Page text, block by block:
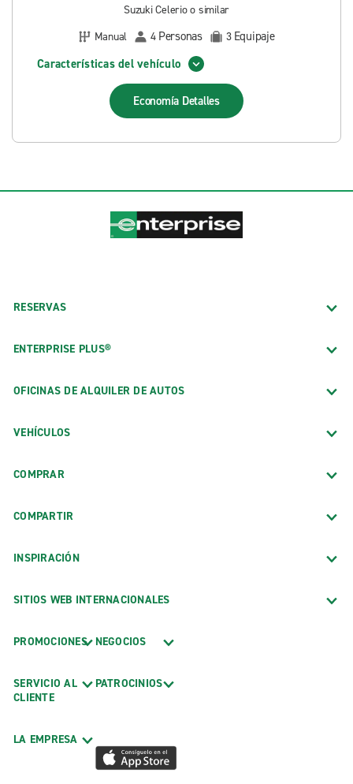
Suzuki Celerio o similar
Manual
4 Personas 3 Equipaje
Características del vehículo
Economía Detalles
RESERVAS
ENTERPRISE PLUS®
OFICINAS DE ALQUILER DE AUTOS
VEHÍCULOS
COMPRAR
COMPARTIR
INSPIRACIÓN
SITIOS WEB INTERNACIONALES
PROMOCIONES
SERVICIO AL
CLIENTE
LA EMPRESA
NEGOCIOS
PATROCINIOS